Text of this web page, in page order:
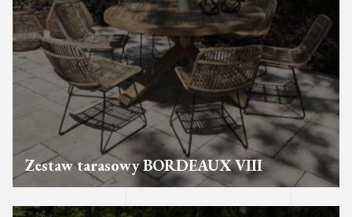
Zestaw tarasowy BORDEAUX VIII